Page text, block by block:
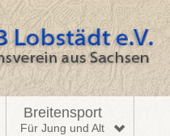
Breitensport
Für Jung und Alt